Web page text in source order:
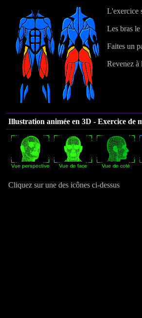
L'exercice
Les bras le
Faites un
Revenez
Illustration animée en 3D - Exercice de
Cliquez sur une des icônes ci-dessus